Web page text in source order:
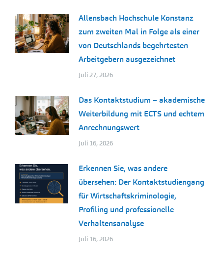
Allensbach Hochschule Konstanz
zum zweiten Mal in Folge als einer
von Deutschlands begehrtesten
Arbeitgebern ausgezeichnet
Juli 27, 2026
Das Kontaktstudium – akademische
Weiterbildung mit ECTS und echtem
Anrechnungswert
Juli 16, 2026
Erkennen Sie, was andere
übersehen: Der Kontaktstudiengang
für Wirtschaftskriminologie,
Profiling und professionelle
Verhaltensanalyse
Juli 16, 2026